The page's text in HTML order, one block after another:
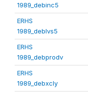
1989_debinc5
ERHS
1989_deblvs5
ERHS
1989_debprodv
ERHS
1989_debxcly